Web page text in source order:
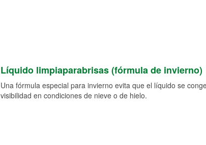
Líquido limpiaparabrisas (fórmula de invierno)
Una fórmula especial para invierno evita que el líquido se
visibilidad en condiciones de nieve o de hielo.